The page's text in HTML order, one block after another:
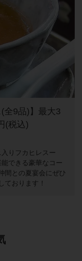
全9品)】最大3
(税込)
りフカヒレスー
できる豪華なコー
間との夏宴会にぜひ
ております！